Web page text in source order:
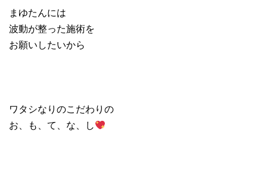
まゆたんには
波動が整った施術を
お願いしたいから
ワタシなりのこだわりの
お、も、て、な、し